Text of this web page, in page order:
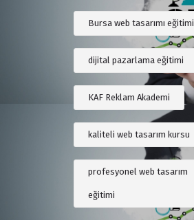
Bursa web tasarımı eğitimi
dijital pazarlama eğitimi
KAF Reklam Akademi
kaliteli web tasarım kursu
profesyonel web tasarım
eğitimi